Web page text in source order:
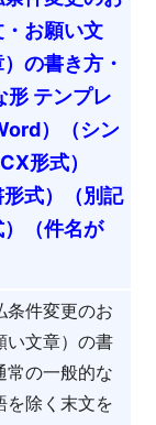
お願い文
の書き方・
形 テンプレ
）（シン
形式）
形式）（別記
（件名が
条件変更のお
い文章）の書
常の一般的な
を除く末文を